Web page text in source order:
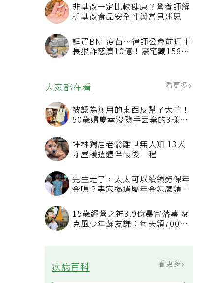
非基改一定比較健康？營養師解
析基改食品安全性與常見迷思
誆買BNT疫苗…律師公會前理事
長狠詐慈濟10億！豪宅藏158公
大家都在看 看更多
被認為無用的東西反幫了大忙！
50歲婦慶幸沒隨手丟棄的3樣物
坪林獨居老翁離世無人知 13犬
守屋護遺體伴最後一程
先生走了，太太可以續領勞保年
金嗎？專家揭遺屬年金怎麼領，
15歲經營之神3.9億暴富落幕 麥
克風少年蘇友謙：每天領700元
疾病百科 看更多